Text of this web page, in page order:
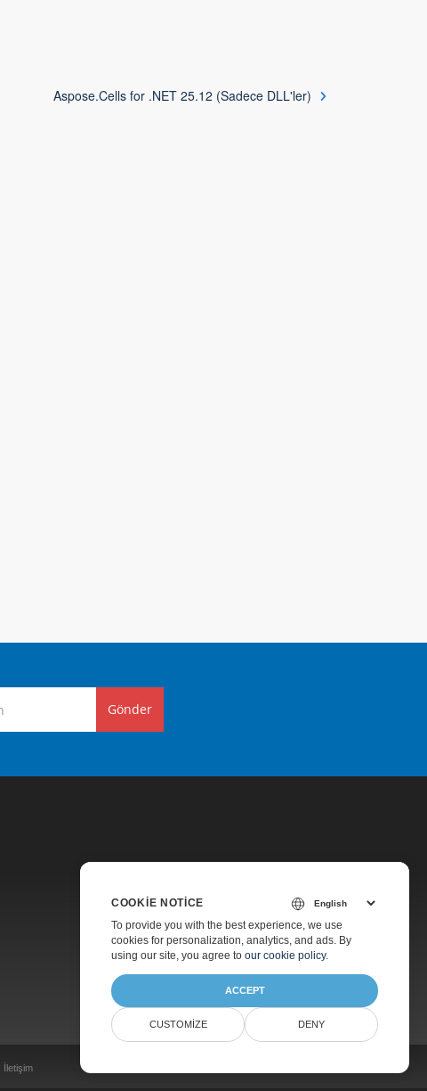
Aspose.Cells for .NET 25.12 (Sadece DLL'ler)
Gönder
Fiyatlandırma
Ücretli Destek
Hakkında
İletişim
COOKIE NOTICE
To provide you with the best experience, we use
cookies for personalization, analytics, and ads. By
using our site, you agree to our cookie policy.
ACCEPT
CUSTOMIZE DENY